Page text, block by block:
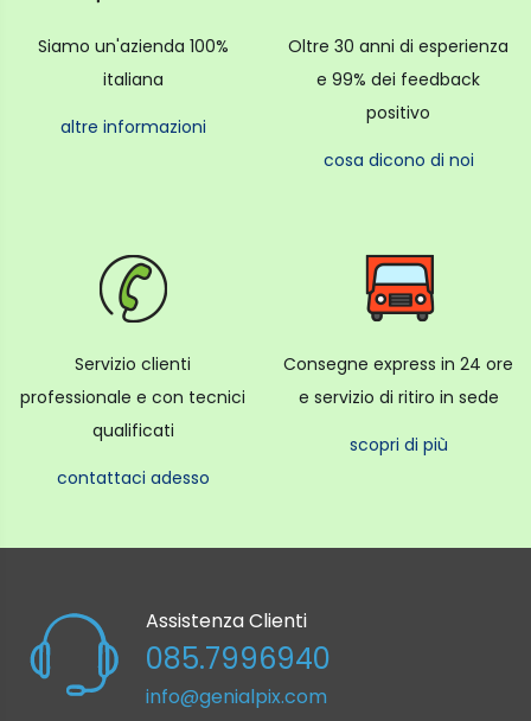
Siamo un'azienda 100%
italiana
altre informazioni
Oltre 30 anni di esperienza
e 99% dei feedback
positivo
cosa dicono di noi
Servizio clienti
professionale e con tecnici
qualificati
contattaci adesso
Consegne express in 24 ore
e servizio di ritiro in sede
scopri di più
Assistenza Clienti
085.7996940
info@genialpix.com